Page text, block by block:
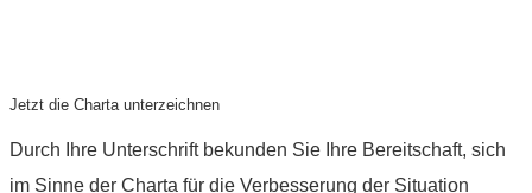
Jetzt die Charta unterzeichnen
Durch Ihre Unterschrift bekunden Sie Ihre Bereitschaft, sich
im Sinne der Charta für die Verbesserung der Situation